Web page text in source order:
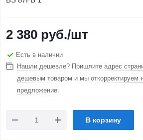
2 380 руб./шт
Есть в наличии
Нашли дешевле? Пришлите адрес
дешевым товаром и мы откорректируем
предложение.
В корзину